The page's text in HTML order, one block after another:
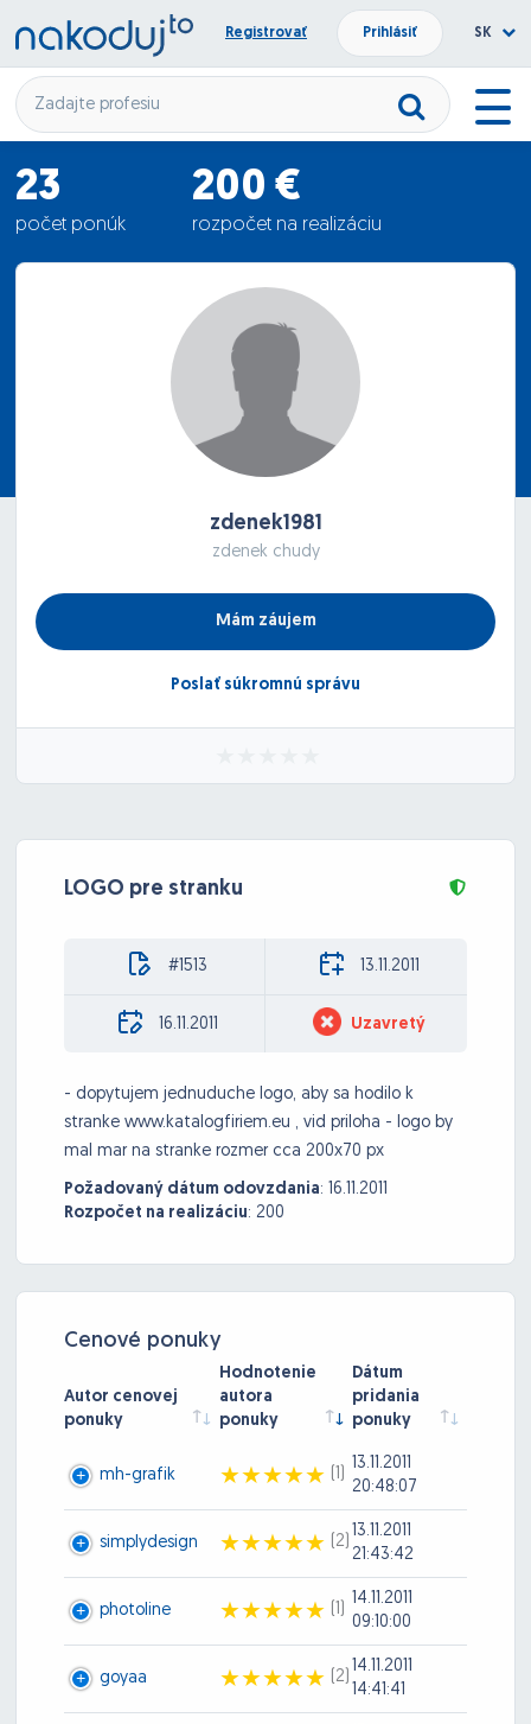
Registrovať Prihlásiť SK
23
počet ponúk
200 €
rozpočet na realizáciu
62.09 €
zdenek1981
zdenek chudy
Mám záujem
Poslať súkromnú správu
LOGO pre stranku
#1513 13.11.2011
16.11.2011 Uzavretý
- dopytujem jednuduche logo, aby sa hodilo k
stranke www.katalogfiriem.eu , vid priloha - logo by
mal mar na stranke rozmer cca 200x70 px
Požadovaný dátum odovzdania: 16.11.2011
Rozpočet na realizáciu: 200
Cenové ponuky
Autor cenovej
ponuky
Hodnotenie
autora
ponuky
Dátum
pridania
ponuky
mh-grafik (1)
13.11.2011
20:48:07
simplydesign (2)
13.11.2011
21:43:42
photoline (1)
14.11.2011
09:10:00
goyaa (2)
14.11.2011
14:41:41